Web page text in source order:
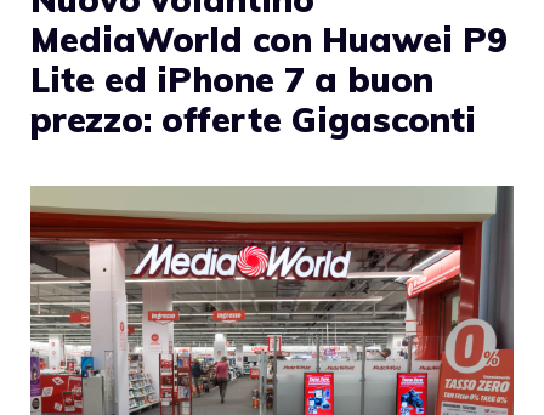
MediaWorld con Huawei P9
Lite ed iPhone 7 a buon
prezzo: offerte Gigasconti